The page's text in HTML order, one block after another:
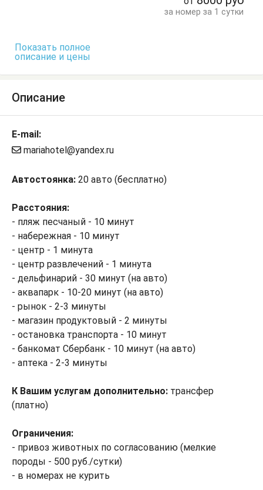
за номер за 1 сутки
Показать полное
описание и цены
Описание
E-mail:
mariahotel@yandex.ru
Автостоянка: 20 авто (бесплатно)
Расстояния:
- пляж песчаный - 10 минут
- набережная - 10 минут
- центр - 1 минута
- центр развлечений - 1 минута
- дельфинарий - 30 минут (на авто)
- аквапарк - 10-20 минут (на авто)
- рынок - 2-3 минуты
- магазин продуктовый - 2 минуты
- остановка транспорта - 10 минут
- банкомат Сбербанк - 10 минут (на авто)
- аптека - 2-3 минуты
К Вашим услугам дополнительно: трансфер
(платно)
Ограничения:
- привоз животных по согласованию (мелкие
породы - 500 руб./сутки)
- в номерах не курить